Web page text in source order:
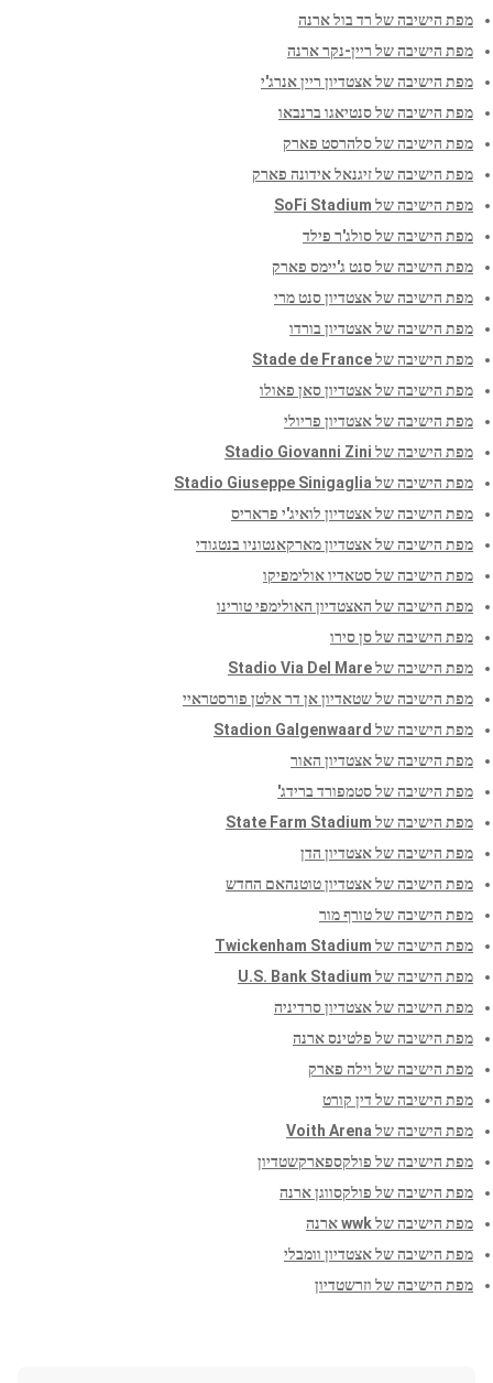
מפת הישיבה של רד בול ארנה
מפת הישיבה של ריין-נקר ארנה
מפת הישיבה של אצטדיון ריין אנרג'י
מפת הישיבה של סנטיאגו ברנבאו
מפת הישיבה של סלהרסט פארק
מפת הישיבה של זיגנאל אידונה פארק
מפת הישיבה של SoFi Stadium
מפת הישיבה של סולג'ר פילד
מפת הישיבה של סנט ג'יימס פארק
מפת הישיבה של אצטדיון סנט מרי
מפת הישיבה של אצטדיון בורדו
מפת הישיבה של Stade de France
מפת הישיבה של אצטדיון סאן פאולו
מפת הישיבה של אצטדיון פריולי
מפת הישיבה של Stadio Giovanni Zini
מפת הישיבה של Stadio Giuseppe Sinigaglia
מפת הישיבה של אצטדיון לואיג'י פראריס
מפת הישיבה של אצטדיון מארקאנטוניו בנטגודי
מפת הישיבה של סטאדיו אולימפיקו
מפת הישיבה של האצטדיון האולימפי טורינו
מפת הישיבה של סן סירו
מפת הישיבה של Stadio Via Del Mare
מפת הישיבה של שטאדיון אן דר אלטן פורסטראיי
מפת הישיבה של Stadion Galgenwaard
מפת הישיבה של אצטדיון האור
מפת הישיבה של סטמפורד ברידג'
מפת הישיבה של State Farm Stadium
מפת הישיבה של אצטדיון הדן
מפת הישיבה של אצטדיון טוטנהאם החדש
מפת הישיבה של טורף מור
מפת הישיבה של Twickenham Stadium
מפת הישיבה של U.S. Bank Stadium
מפת הישיבה של אצטדיון סרדיניה
מפת הישיבה של פלטינס ארנה
מפת הישיבה של וילה פארק
מפת הישיבה של דין קורט
מפת הישיבה של Voith Arena
מפת הישיבה של פולקספארקשטדיון
מפת הישיבה של פולקסווגן ארנה
מפת הישיבה של wwk ארנה
מפת הישיבה של אצטדיון וומבלי
מפת הישיבה של וזרשטדיון